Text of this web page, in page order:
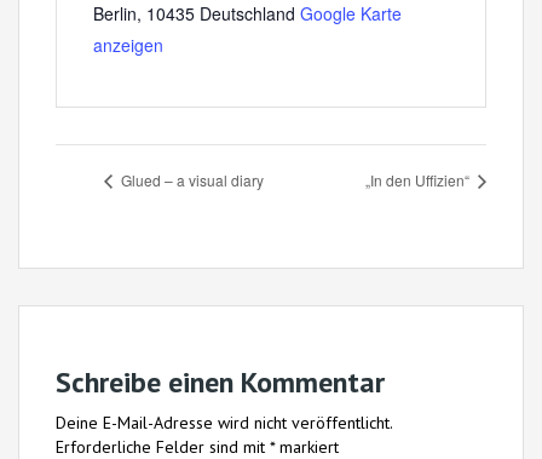
Berlin, 10435 Deutschland Google Karte
anzeigen
Glued – a visual diary „In den Uffizien“
Schreibe einen Kommentar
Deine E-Mail-Adresse wird nicht veröffentlicht.
Erforderliche Felder sind mit *markiert